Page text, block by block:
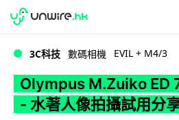
WWDC 2026
3C科技 數碼相機 EVIL + M4/3
Olympus M.Zuiko ED
- 水著人像拍攝試用分